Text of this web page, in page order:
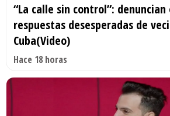
“La calle sin control”:
respuestas desesperadas de
Cuba(Video)
Hace 18 horas